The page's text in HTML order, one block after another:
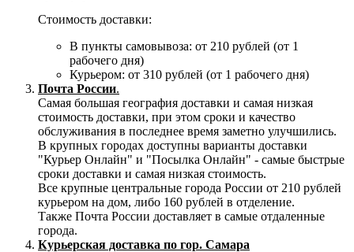
Стоимость доставки:
В пункты самовывоза: от 210 рублей (от 1
рабочего дня)
Курьером: от 310 рублей (от 1 рабочего дня)
Почта России.
Самая большая география доставки и самая низкая
стоимость доставки, при этом сроки и качество
обслуживания в последнее время заметно улучшились.
В крупных городах доступны варианты доставки
"Курьер Онлайн" и "Посылка Онлайн" - самые быстрые
сроки доставки и самая низкая стоимость.
Все крупные центральные города России от 210 рублей
курьером на дом, либо 160 рублей в отделение.
Также Почта России доставляет в самые отдаленные
города.
Курьерская доставка по гор. Самара